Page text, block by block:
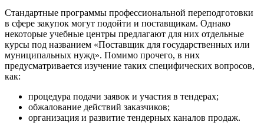
Стандартные программы профессиональной переподготовки
в сфере закупок могут подойти и поставщикам. Однако
некоторые учебные центры предлагают для них отдельные
курсы под названием «Поставщик для государственных или
муниципальных нужд». Помимо прочего, в них
предусматривается изучение таких специфических вопросов,
как:
процедура подачи заявок и участия в тендерах;
обжалование действий заказчиков;
организация и развитие тендерных каналов продаж.